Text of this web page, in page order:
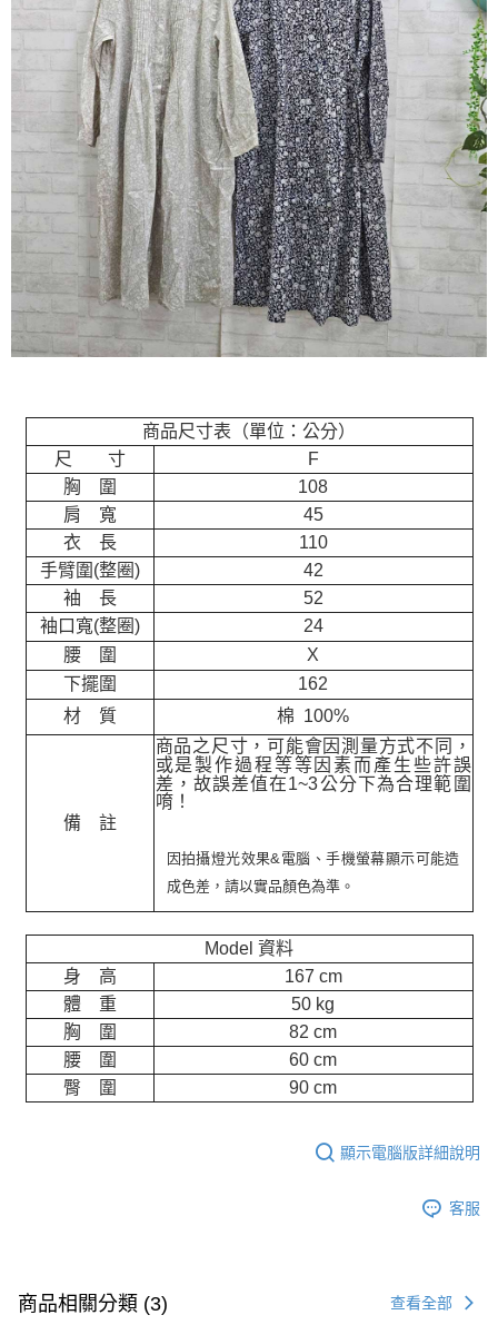
商品尺寸表（單位：公分）
尺 寸
F
胸 圍
108
肩 寬
45
衣 長
110
手臂圍(整圈)
42
袖 長
52
袖口寬(整圈)
24
腰 圍
X
下擺圍
162
材 質
棉 100%
備 註
商品之尺寸，可能會因測量方式不同，
或是製作過程等等因素而產生些許誤
差，故誤差值在1~3公分下為合理範圍
唷！
因拍攝燈光效果&電腦、手機螢幕顯示可能造
成色差，請以實品顏色為準。
Model 資料
身 高
167 cm
體 重
50 kg
胸 圍
82 cm
腰 圍
60 cm
臀 圍
90 cm
顯示電腦版詳細說明
客服
商品相關分類 (3) 查看全部